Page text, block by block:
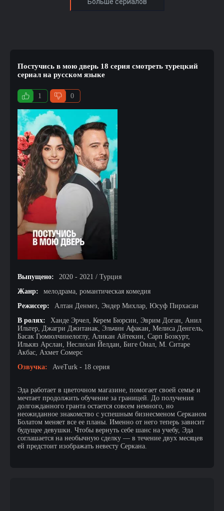
Постучись в мою дверь 18 серия смотреть турецкий
сериал на русском языке
1 0
Выпущено:
2020 - 2021 / Турция
Жанр:
мелодрама, романтическая комедия
Режиссер:
Алтан Денмез, Эндер Михлар, Юсуф Пирхасан
В ролях:
Ханде Эрчел, Керем Бюрсин, Эврим Доган, Анил
Ильтер, Джагри Джитанак, Эльчин Афакан, Мелиса Денгель,
Басак Гюмюлчинелоглу, Аликан Айтекин, Сарп Бозкурт,
Илькяз Арслан, Неслихан Йелдан, Биге Онал, М. Ситаре
Акбас, Ахмет Сомерс
Озвучка:
AveTurk - 18 серия
Эда работает в цветочном магазине, помогает своей семье и
мечтает продолжить обучение за границей. До получения
долгожданного гранта остается совсем немного, но
неожиданное знакомство с успешным бизнесменом Серканом
Болатом меняет все ее планы. Именно от него теперь зависит
будущее девушки. Чтобы вернуть себе шанс на учебу, Эда
соглашается на необычную сделку — в течение двух месяцев
ей предстоит изображать невесту Серкана.